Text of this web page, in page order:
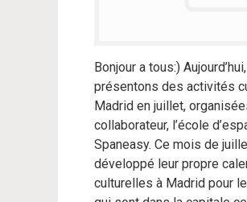
Bonjour a tous:)
présentons des activités
Madrid en juillet,
collaborateur, l’école
Spaneasy. Ce mois de
développé leur propre
culturelles à Madrid pour